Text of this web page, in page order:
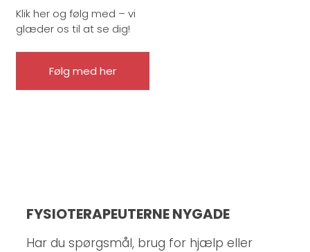
Klik her og følg med – vi
glæder os til at se dig!
Følg med her
FYSIOTERAPEUTERNE NYGADE
Har du spørgsmål, brug for hjælp eller